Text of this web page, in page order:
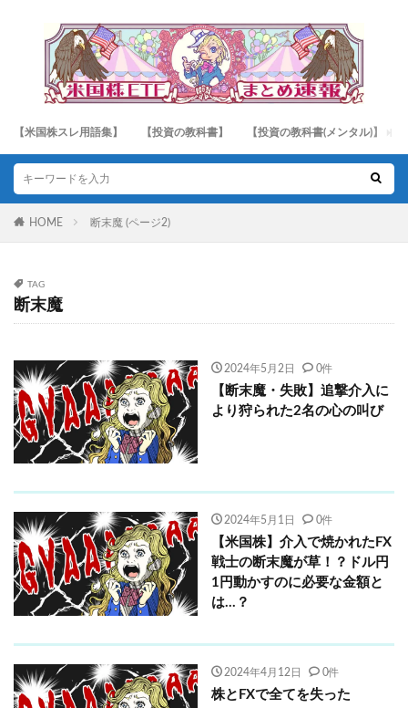
【米国株スレ用語集】 【投資の教科書】 【投資の教科書(メンタル)】
HOME 断末魔 (ページ2)
TAG
断末魔
2024年5月2日 0件
【断末魔・失敗】追撃介入に
より狩られた2名の心の叫び
2024年5月1日 0件
【米国株】介入で焼かれたFX
戦士の断末魔が草！？ドル円
1円動かすのに必要な金額と
は…？
2024年4月12日 0件
株とFXで全てを失った